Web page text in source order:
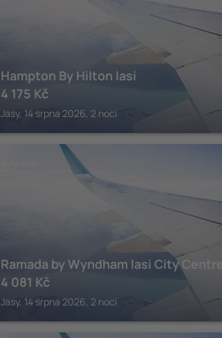
Hampton By Hilton Iasi
4 175 Kč
Jasy, 14 srpna 2026, 2 noci
Ramada by Wyndham Iasi City
4 081 Kč
Jasy, 14 srpna 2026, 2 noci